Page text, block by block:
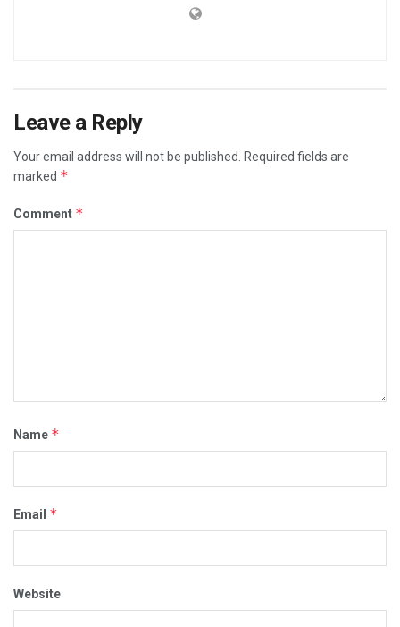
Leave a Reply
Your email address will not be published.
Required fields are
marked *
Comment *
Name *
Email *
Website